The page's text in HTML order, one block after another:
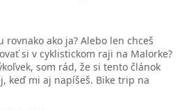
ako ja? Alebo len chceš
si v cyklistickom raji na Malorke?
som rád, že si tento článok
keď mi aj napíšeš. Bike trip na